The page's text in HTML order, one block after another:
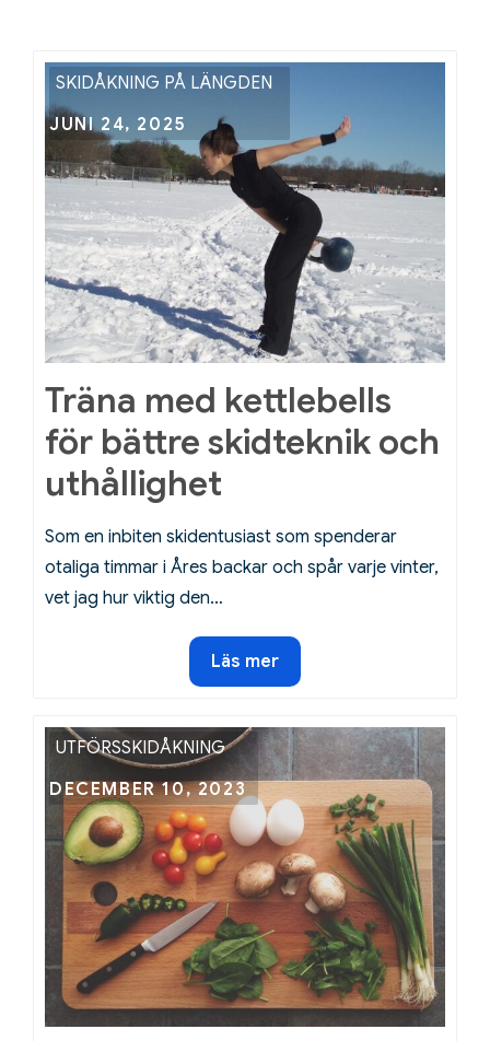
SKIDÅKNING PÅ LÄNGDEN
Posted
on
JUNI 24, 2025
Träna med kettlebells
för bättre skidteknik och
uthållighet
Som en inbiten skidentusiast som spenderar
otaliga timmar i Åres backar och spår varje vinter,
vet jag hur viktig den…
Träna
med
för
bättre
skidteknik
och
uthållighet
Läs mer
UTFÖRSSKIDÅKNING
Posted
DECEMBER 10, 2023